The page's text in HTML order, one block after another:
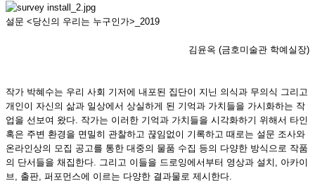
설문 <당신의 우리는 누구인가>_2019
김윤옥 (금호미술관 학예실장)
작가 박혜수는 우리 사회 기저에 내포된 집단이 지닌 의식과 무의식 그리고
개인이 자신의 삶과 일상에서 상실하게 된 기억과 가치들을 가시화하는 작
업을 선보여 왔다. 작가는 이러한 기억과 가치들을 시각화하기 위해서 타인
혹은 주변 환경을 면밀히 관찰하고 끊임없이 기록하고 때로는 설문 조사와
온라인상의 모집 공고를 통한 대중의 물품 수집 등의 다양한 방식으로 작품
의 단서들을 채집한다. 그리고 이들을 드로잉에서부터 영상과 설치, 아카이
브, 출판, 퍼포먼스에 이르는 다양한 결과물로 제시한다.